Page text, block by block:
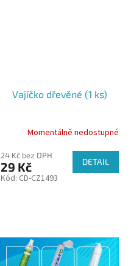
Vajíčko dřevěné (1 ks)
Momentálně nedostupné
24 Kč bez DPH
29 Kč DETAIL
Kód: CD-CZ1493